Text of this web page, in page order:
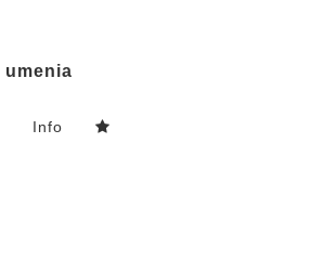
umenia
Info